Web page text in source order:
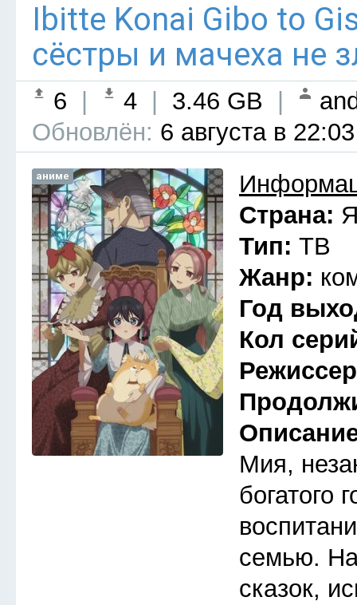
Ibitte Konai Gibo to
сёстры и мачеха не
6 4 3.46 GB
Обновлён: 6 августа в 22:03
аниме
Страна:
Тип: ТВ
Жанр:
Год
Кол
Мия,
богатого
семью.
сказок,